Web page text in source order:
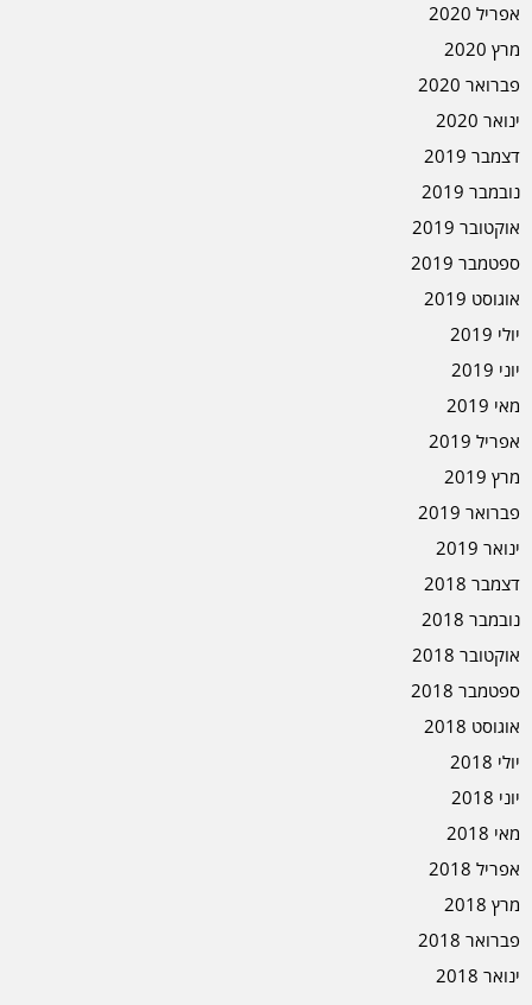
אפריל 2020
מרץ 2020
פברואר 2020
ינואר 2020
דצמבר 2019
נובמבר 2019
אוקטובר 2019
ספטמבר 2019
אוגוסט 2019
יולי 2019
יוני 2019
מאי 2019
אפריל 2019
מרץ 2019
פברואר 2019
ינואר 2019
דצמבר 2018
נובמבר 2018
אוקטובר 2018
ספטמבר 2018
אוגוסט 2018
יולי 2018
יוני 2018
מאי 2018
אפריל 2018
מרץ 2018
פברואר 2018
ינואר 2018